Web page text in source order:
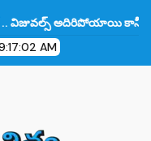
కానీ ఆ ఒక్కటే లోటు!!
AM